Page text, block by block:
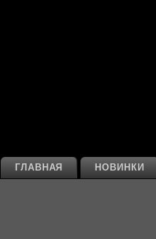
НОВИНКИ
ГЛАВНАЯ